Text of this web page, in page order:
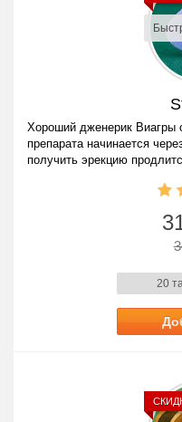
Хороший дженерик Виагры
препарата начинается
получить эрекцию
20